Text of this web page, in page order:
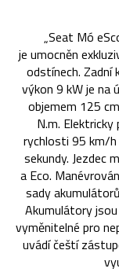
„Seat Mó
je umocněn
odstínech. Zadní
výkon 9 kW je na
objemem 125
N.m.
rychlosti 95 km/h
sekundy. Jezdec
a Eco.
sady
Akumulátory
vyměnitelné pro
uvádí čeští